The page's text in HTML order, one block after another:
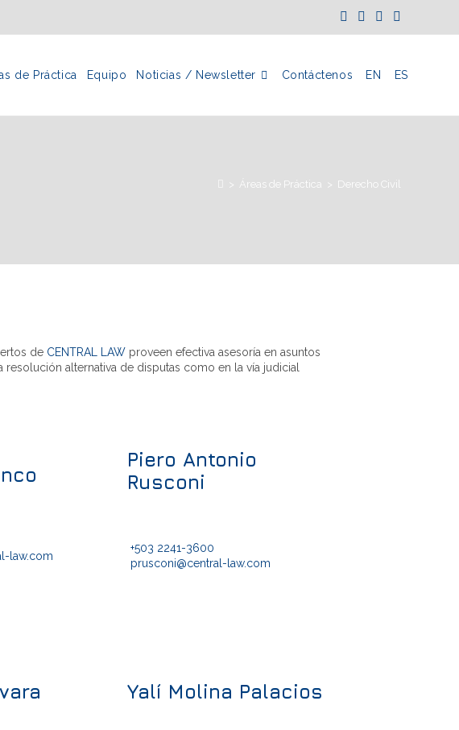
de Práctica Equipo Noticias / Newsletter Contáctenos EN ES
> Áreas de Práctica > Derecho Civil
de CENTRAL LAW proveen efectiva asesoría en asuntos
resolución alternativa de disputas como en la vía judicial
law.com
Piero Antonio
Rusconi
+503 2241-3600
prusconi@central-law.com
Yalí Molina Palacios